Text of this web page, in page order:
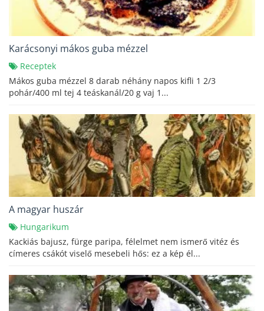
Karácsonyi mákos guba mézzel
Receptek
Mákos guba mézzel 8 darab néhány napos kifli 1 2/3
pohár/400 ml tej 4 teáskanál/20 g vaj 1...
A magyar huszár
Hungarikum
Kackiás bajusz, fürge paripa, félelmet nem ismerő vitéz és
címeres csákót viselő mesebeli hős: ez a kép él...